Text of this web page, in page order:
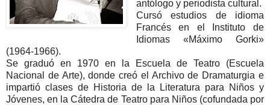
antólogo y periodista cultural.
Cursó estudios de idioma
Francés en el Instituto de
Idiomas «Máximo Gorki»
(1964-1966).
Se graduó en 1970 en la Escuela de Teatro (Escuela
Nacional de Arte), donde creó el Archivo de Dramaturgia e
impartió clases de Historia de la Literatura para Niños y
Jóvenes, en la Cátedra de Teatro para Niños (cofundada por